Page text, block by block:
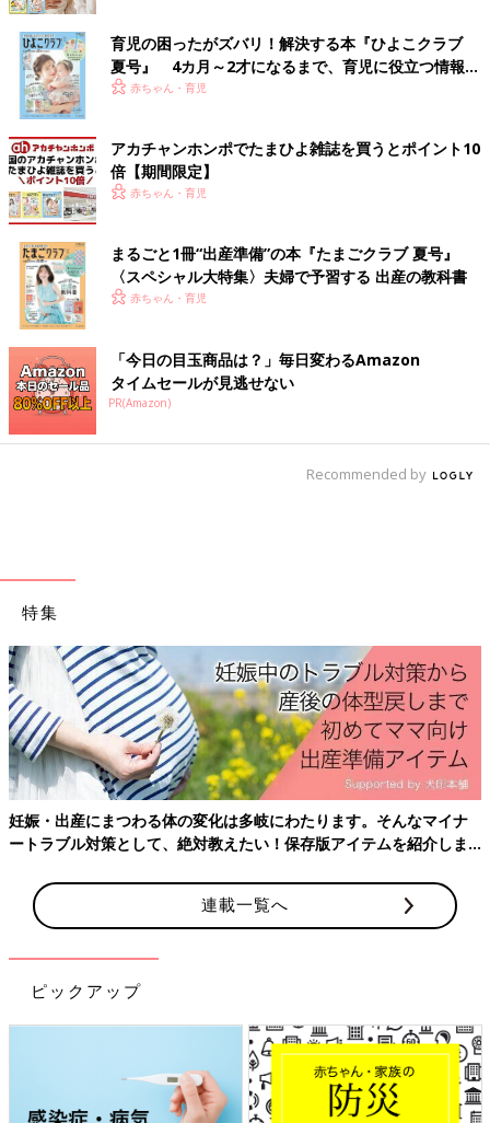
うに思います。
これは通常学級でも同じです。読解力を高めるために、『朝読
書』を行っている小学校は多いですね。今の日本の小学生の２割
は読むのが苦手というデータがあるので、その子たちにとって朝
読書の時間は苦痛でしかありません。でも、その子どもたちの中
には、聞くことで読解力を高められる子がいます。本は必ずしも
読むものではなく、朗読を聞くのでもいい。そんなふうに学び方
の多様性を広げていく必要があります」（工藤校長）
障害者支援のために、日本の社会全体で解決すべき課題について
も、意見交換がありました。
の課題だと考えています。和訳すると『調整、適応、おもてな
し』といった意味ですが、工藤校長のお話にあったように、子ど
もたちが試行錯誤して自分なりの学び方を見つけるための選択肢
をたくさん用意する、つまり、学び方を調整することが日本の教
通常学級に通う多数派の子どもたちへのアコモデーションが充実
たとえば、今の学校では夜型の子どもは圧倒的に不利で、適応が
ごいハードルになってしまう。でも、脳の働き方には個性があっ
て、朝はゆっくり起きたほうが効率的に学習できる『夜型クロノ
タイプ』の子もいます。学校生活にコアタイムを設けて、登校時
間は前後２時間くらい幅を持たせるなどのフレキシブルな対応が
可能になれば、学校にきちんと通える子どもが増えるはずです。
『ニューロダイバーシティ（※１）』の考え方を、教育現場が受
け入れるべきときにきているのです。
もちろん、多様な選択肢があっても苦戦してしまう子どもはいま
ブルアコモデーション（※２）」と言うべきです。これがこれか
ら求められる特別支援のあり方だと思います」（村中先生）
※１neuro（脳・神経）とdiversity（多様性）が組み合わされて生
まれた言葉。「脳や神経、それに由来する個人レベルでのさまざ
を社会の中で生かしていく」という考え方
※２ 和訳すると「合理的配慮」。障害のある人（子ども）が社
会で生きやすくなるよう、ルールを柔軟に変えるなど平等な機会
育児の困ったがズバリ！解決する本『ひよこクラブ
夏号』 4カ月～2才になるまで、育児に役立つ情報が
いっぱい！
赤ちゃん・育児
アカチャンホンポでたまひよ雑誌を買うとポイント10
倍【期間限定】
赤ちゃん・育児
まるごと1冊“出産準備”の本『たまごクラブ 夏号』
〈スペシャル大特集〉夫婦で予習する 出産の教科書
赤ちゃん・育児
「今日の目玉商品は？」毎日変わるAmazon
タイムセールが見逃せない
PR(Amazon)
Recommended by
特集
妊娠・出産にまつわる体の変化は多岐にわたります。そんなマイナ
ートラブル対策として、絶対教えたい！保存版アイテムを紹介しま
連載一覧へ
ピックアップ